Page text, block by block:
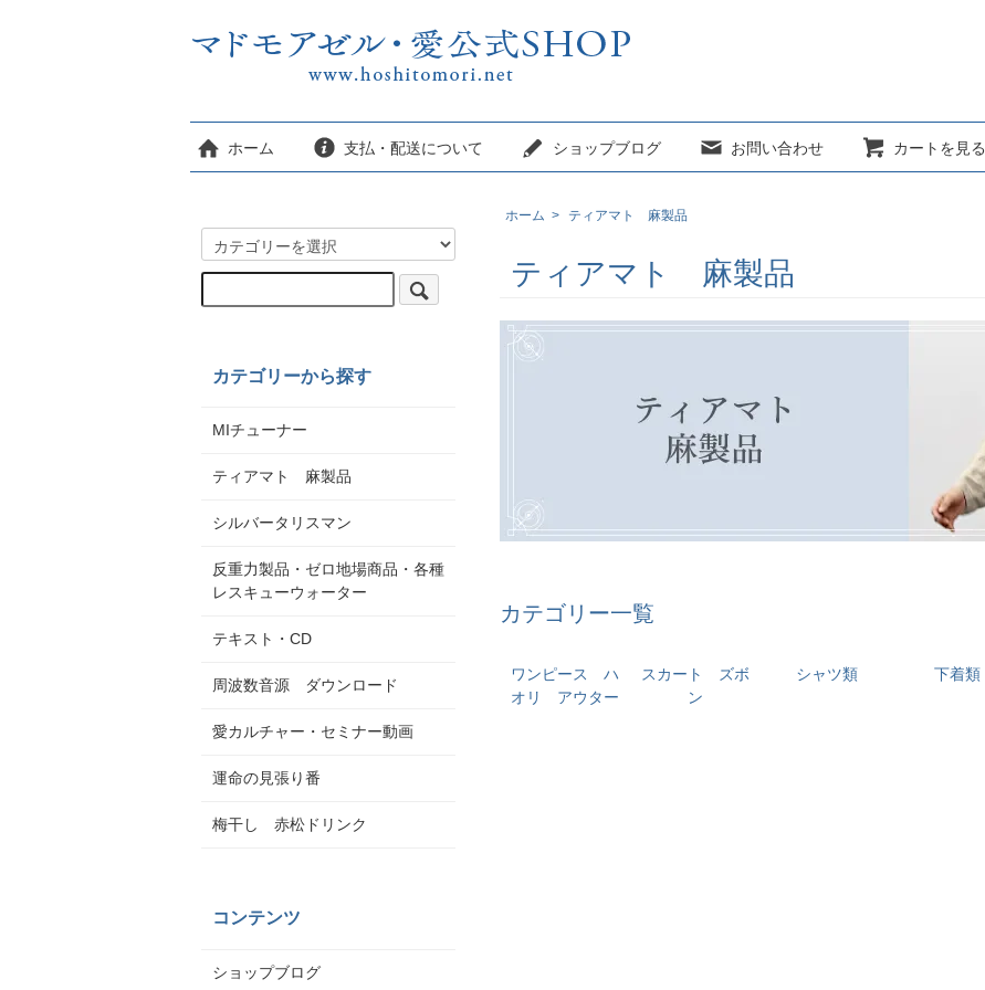
ホーム 支払・配送について ショップブログ お問い合わせ カートを見る
ホーム > ティアマト 麻製品
ティアマト 麻製品
カテゴリー一覧
ワンピース ハ
オリ アウター
スカート ズボ
ン
シャツ類 下着類
カテゴリーから探す
MIチューナー
ティアマト 麻製品
シルバータリスマン
反重力製品・ゼロ地場商品・各種
レスキューウォーター
テキスト・CD
周波数音源 ダウンロード
愛カルチャー・セミナー動画
運命の見張り番
梅干し 赤松ドリンク
コンテンツ
ショップブログ